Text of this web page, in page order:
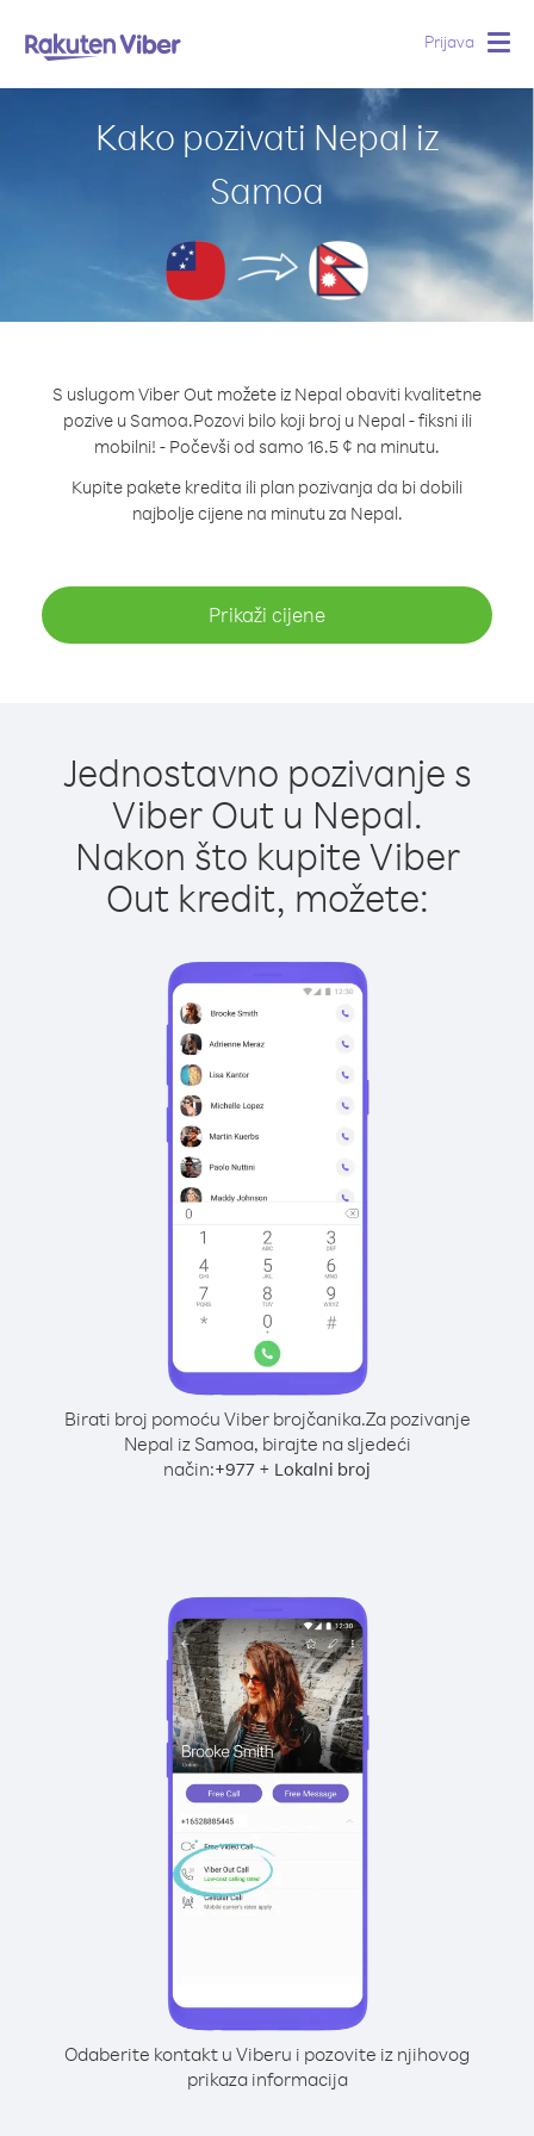
Prijava
Kako pozivati Nepal iz
Samoa
S uslugom Viber Out možete iz Nepal obaviti kvalitetne
pozive u Samoa.Pozovi bilo koji broj u Nepal - fiksni ili
mobilni! - Počevši od samo 16.5 ¢ na minutu.
Kupite pakete kredita ili plan pozivanja da bi dobili
najbolje cijene na minutu za Nepal.
Prikaži cijene
Jednostavno pozivanje s
Viber Out u Nepal.
Nakon što kupite Viber
Out kredit, možete:
Birati broj pomoću Viber brojčanika.Za pozivanje
Nepal iz Samoa, birajte na sljedeći
način:+977 + Lokalni broj
Odaberite kontakt u Viberu i pozovite iz njihovog
prikaza informacija